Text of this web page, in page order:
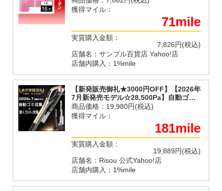
獲得マイル：
71mile
実質購入金額：
7,826円(税込)
店舗名：サンプル百貨店 Yahoo!店
店舗内購入：1%mile
【新発販売御礼★3000円OFF】【2026年
7月新発売モデル☆28,500Pa】自動ゴミ
収集 掃除機 コードレス【強力吸引ｘ
0.93kgの軽量性ｘゴミ センサー 付き】
商品価格： 19,980円(税込)
獲得マイル：
181mile
実質購入金額：
19,889円(税込)
店舗名：Risou 公式Yahoo!店
店舗内購入：1%mile